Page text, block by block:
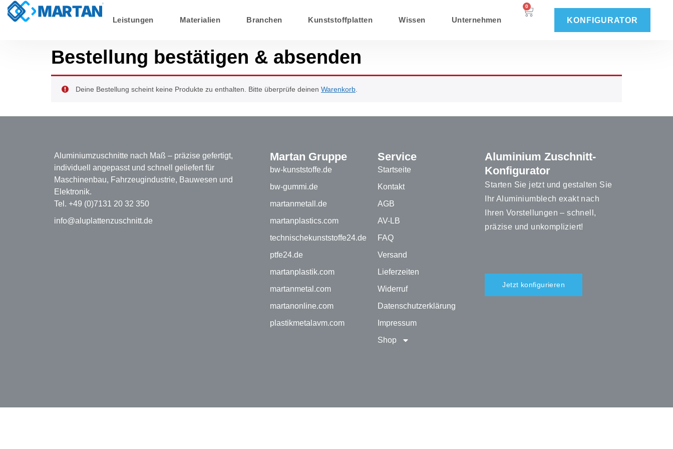
Leistungen Materialien Branchen Kunststoffplatten Wissen Unternehmen
0
KONFIGURATOR
Bestellung bestätigen & absenden
Deine Bestellung scheint keine Produkte zu enthalten. Bitte überprüfe deinen Warenkorb
Aluminiumzuschnitte nach Maß – präzise gefertigt,
individuell angepasst und schnell geliefert für
Maschinenbau, Fahrzeugindustrie, Bauwesen und
Elektronik.
Tel. +49 (0)7131 20 32 350
info@aluplattenzuschnitt.de
Martan Gruppe
bw-kunststoffe.de
bw-gummi.de
martanmetall.de
martanplastics.com
technischekunststoffe24.de
ptfe24.de
martanplastik.com
martanmetal.com
martanonline.com
plastikmetalavm.com
Service
Startseite
Kontakt
AGB
AV-LB
FAQ
Versand
Lieferzeiten
Widerruf
Datenschutzerklärung
Impressum
Shop
Aluminium Zuschnitt-
Konfigurator
Starten Sie jetzt und gestalten Sie
Ihr Aluminiumblech exakt nach
Ihren Vorstellungen – schnell,
präzise und unkompliziert!
Jetzt konfigurieren